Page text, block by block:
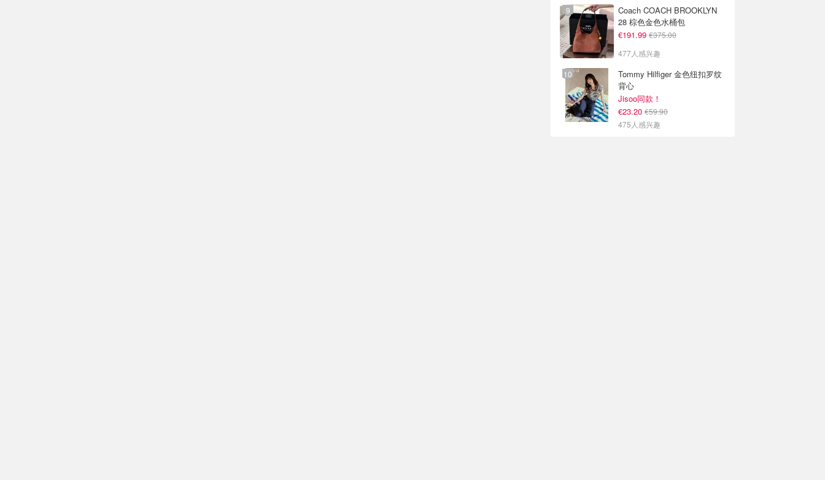
Coach COACH BROOKLYN
28 棕色金色水桶包
€191.99 €375.00
477人感兴趣
Tommy Hilfiger 金色纽扣罗纹
背心
Jisoo同款！
€23.20 €59.90
475人感兴趣